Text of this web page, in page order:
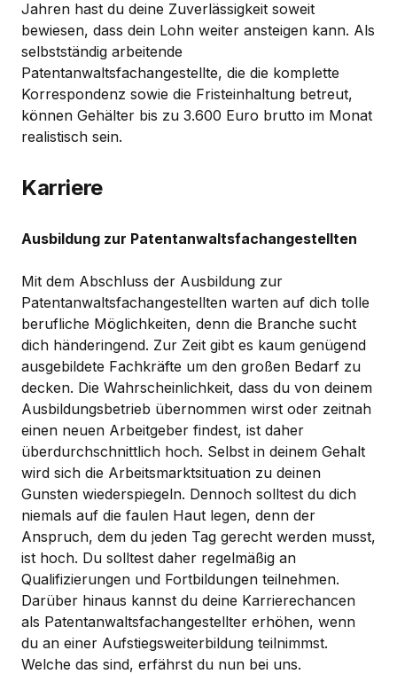
Jahren hast du deine Zuverlässigkeit soweit
bewiesen, dass dein Lohn weiter ansteigen kann. Als
selbstständig arbeitende
Patentanwaltsfachangestellte, die die komplette
Korrespondenz sowie die Fristeinhaltung betreut,
können Gehälter bis zu 3.600 Euro brutto im Monat
realistisch sein.
Karriere
Ausbildung zur Patentanwaltsfachangestellten
Mit dem Abschluss der Ausbildung zur
Patentanwaltsfachangestellten warten auf dich tolle
berufliche Möglichkeiten, denn die Branche sucht
dich händeringend. Zur Zeit gibt es kaum genügend
ausgebildete Fachkräfte um den großen Bedarf zu
decken. Die Wahrscheinlichkeit, dass du von deinem
Ausbildungsbetrieb übernommen wirst oder zeitnah
einen neuen Arbeitgeber findest, ist daher
überdurchschnittlich hoch. Selbst in deinem Gehalt
wird sich die Arbeitsmarktsituation zu deinen
Gunsten wiederspiegeln. Dennoch solltest du dich
niemals auf die faulen Haut legen, denn der
Anspruch, dem du jeden Tag gerecht werden musst,
ist hoch. Du solltest daher regelmäßig an
Qualifizierungen und Fortbildungen teilnehmen.
Darüber hinaus kannst du deine Karrierechancen
als Patentanwaltsfachangestellter erhöhen, wenn
du an einer Aufstiegsweiterbildung teilnimmst.
Welche das sind, erfährst du nun bei uns.